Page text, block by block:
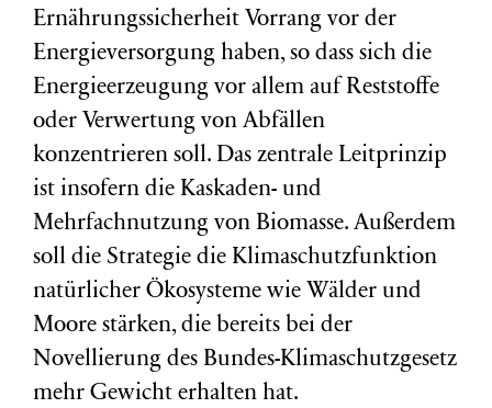
Ernährungssicherheit Vorrang vor der
Energieversorgung haben, so dass sich die
Energieerzeugung vor allem auf Reststoffe
oder Verwertung von Abfällen
konzentrieren soll. Das zentrale Leitprinzip
ist insofern die Kaskaden- und
Mehrfachnutzung von Biomasse. Außerdem
soll die Strategie die Klimaschutzfunktion
natürlicher Ökosysteme wie Wälder und
Moore stärken, die bereits bei der
Novellierung des Bundes-Klimaschutzgesetz
mehr Gewicht erhalten hat.